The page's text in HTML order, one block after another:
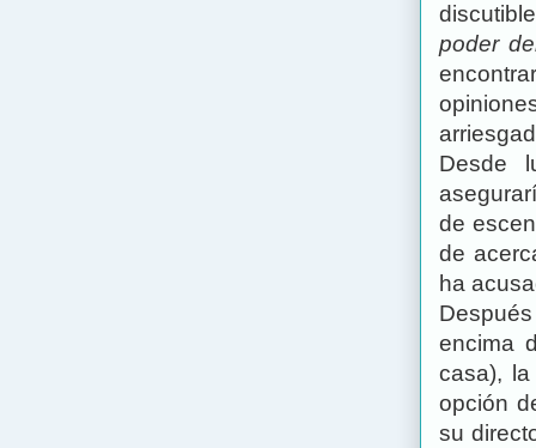
poder
Desde
de
de
ha
encima
casa),
opción
su